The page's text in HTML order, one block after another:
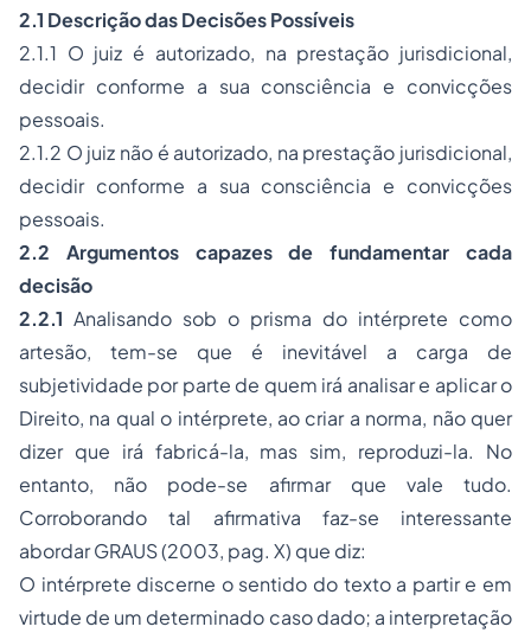
2.1 Descrição das Decisões Possíveis
2.1.1 O juiz é autorizado, na prestação jurisdicional,
decidir conforme a sua consciência e convicções
pessoais.
2.1.2 O juiz não é autorizado, na prestação jurisdicional,
decidir conforme a sua consciência e convicções
pessoais.
2.2 Argumentos capazes de fundamentar cada
decisão
2.2.1 Analisando sob o prisma do intérprete como
artesão, tem-se que é inevitável a carga de
subjetividade por parte de quem irá analisar e aplicar o
Direito, na qual o intérprete, ao criar a norma, não quer
dizer que irá fabricá-la, mas sim, reproduzi-la. No
entanto, não pode-se afirmar que vale tudo.
Corroborando tal afirmativa faz-se interessante
abordar GRAUS (2003, pag. X) que diz:
O intérprete discerne o sentido do texto a partir e em
virtude de um determinado caso dado; a interpretação